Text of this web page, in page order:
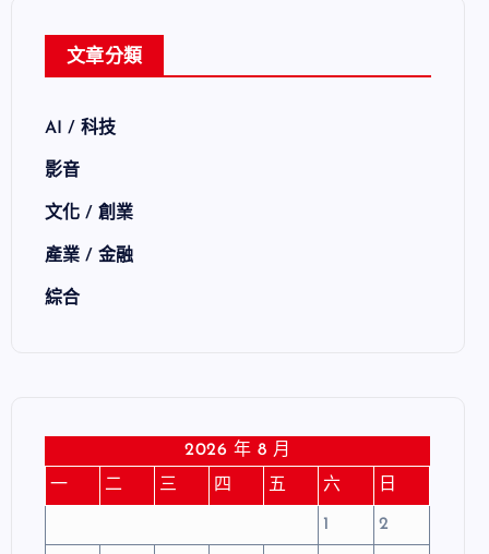
文章分類
AI / 科技
影音
文化 / 創業
產業 / 金融
綜合
2026 年 8 月
一
二 三 四 五 六 日
1 2